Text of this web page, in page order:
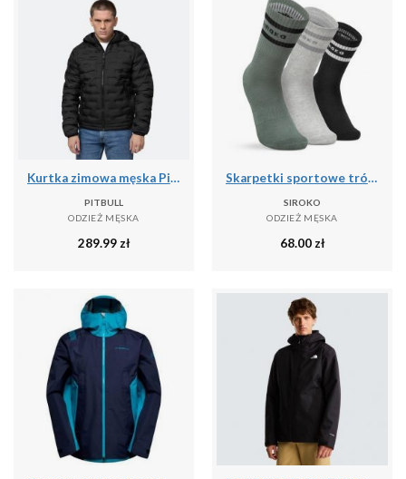
Kurtka zimowa męska Pitbull Camino Quilted Hooded
PITBULL
ODZIEŻ MĘSKA
289.99 zł
Skarpetki sportowe trójpak Fitness Siroko Sidekick Slate
SIROKO
ODZIEŻ MĘSKA
68.00 zł